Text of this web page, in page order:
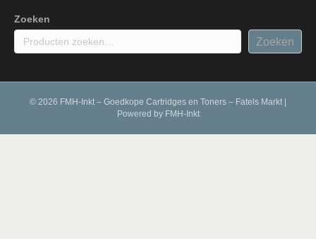
Zoeken
Zoeken
© 2026 FMH-Inkt – Goedkope Cartridges en Toners – Fatels Markt
Powered by FMH-Inkt